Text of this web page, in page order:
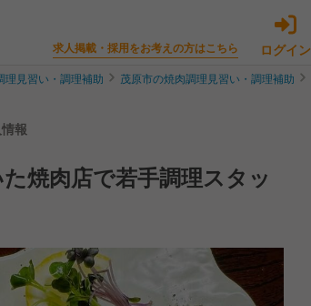
求人掲載・採用をお考えの方はこちら ログイン
理見習い・調理補助 茂原市の焼肉調理見習い・調理補助
報
焼肉店で若手調理スタッ